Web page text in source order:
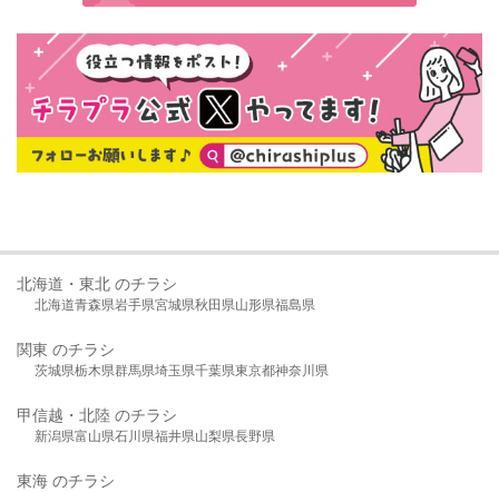
北海道・東北 のチラシ
北海道青森県岩手県宮城県秋田県山形県福島県
関東 のチラシ
茨城県栃木県群馬県埼玉県千葉県東京都神奈川県
甲信越・北陸 のチラシ
新潟県富山県石川県福井県山梨県長野県
東海 のチラシ